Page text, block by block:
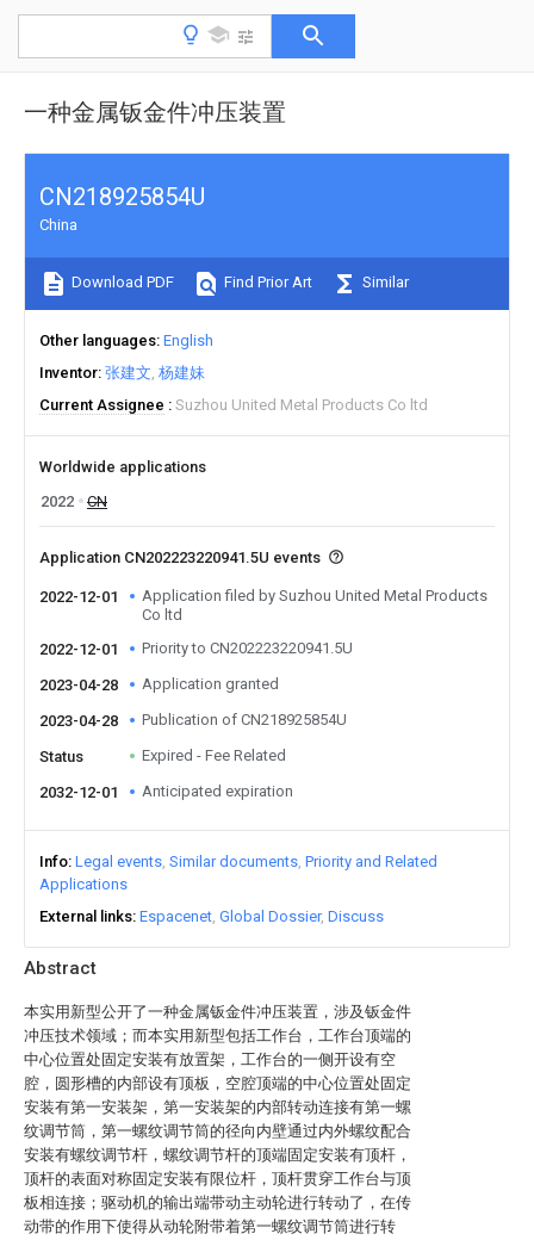
一种金属钣金件冲压装置
Abstract
本实用新型公开了一种金属钣金件冲压装置，涉及钣金件
冲压技术领域；而本实用新型包括工作台，工作台顶端的
中心位置处固定安装有放置架，工作台的一侧开设有空
腔，圆形槽的内部设有顶板，空腔顶端的中心位置处固定
安装有第一安装架，第一安装架的内部转动连接有第一螺
纹调节筒，第一螺纹调节筒的径向内壁通过内外螺纹配合
安装有螺纹调节杆，螺纹调节杆的顶端固定安装有顶杆，
顶杆的表面对称固定安装有限位杆，顶杆贯穿工作台与顶
板相连接；驱动机的输出端带动主动轮进行转动了，在传
动带的作用下使得从动轮附带着第一螺纹调节筒进行转
CN218925854U
China
Download PDF Find Prior Art Similar
Other languages English
Inventor 张建文 杨建妹
Current Assignee
Suzhou United Metal Products Co ltd
Worldwide applications
2022
CN
Application CN202223220941.5U events
2022-12-01
Application filed by Suzhou United Metal Products
Co ltd
2022-12-01
Priority to CN202223220941.5U
2023-04-28 Application granted
2023-04-28 Publication of CN218925854U
Status Expired - Fee Related
2032-12-01 Anticipated expiration
Info Legal events Similar documents Priority and Related
Applications
External links Espacenet Global Dossier Discuss